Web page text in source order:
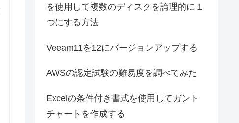
を使用して複数のディスクを論理的に１
つにする方法
Veeam11を12にバージョンアップする
AWSの認定試験の難易度を調べてみた
Excelの条件付き書式を使用してガント
チャートを作成する